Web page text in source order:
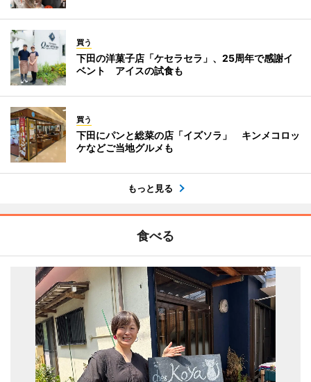
買う
下田の洋菓子店「ケセラセラ」、25周年で感謝イ
ベント アイスの試食も
買う
下田にパンと総菜の店「イズソラ」 キンメコロッ
ケなどご当地グルメも
もっと見る
食べる